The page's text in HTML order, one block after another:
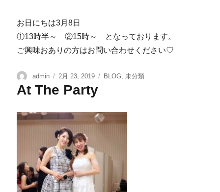
お日にちは3月8日
①13時半～ ②15時～ となっております。
ご興味おありの方はお問い合わせください♡
admin 2月 23, 2019 BLOG 未分類
At The Party